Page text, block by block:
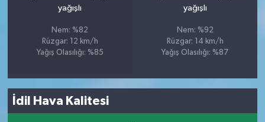
yağışlı
Nem: %82
Rüzgar: 12 km/h
Yağış Olasılığı: %85
yağışlı
Nem: %92
Rüzgar: 14 km/h
Yağış Olasılığı: %87
İdil Hava Kalitesi